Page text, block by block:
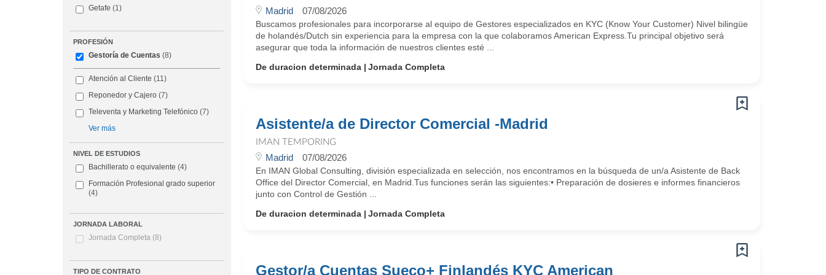
Getafe (1)
PROFESIÓN
Gestoría de Cuentas (8)
Atención al Cliente (11)
Reponedor y Cajero (7)
Televenta y Marketing Telefónico (7)
Ver más
NIVEL DE ESTUDIOS
Bachillerato o equivalente (4)
Formación Profesional grado superior
(4)
JORNADA LABORAL
Jornada Completa (8)
TIPO DE CONTRATO
Madrid 07/08/2026
Buscamos profesionales para incorporarse al equipo de Gestores especializados en KYC (Know Your Customer) Nivel bilingüe
de holandés/Dutch sin experiencia para la empresa con la que colaboramos American Express.Tu principal objetivo será
asegurar que toda la información de nuestros clientes esté ...
De duracion determinada
Jornada Completa
Asistente/a de Director Comercial -Madrid
IMAN TEMPORING
Madrid 07/08/2026
En IMAN Global Consulting, división especializada en selección, nos encontramos en la búsqueda de un/a Asistente de Back
Office del Director Comercial, en Madrid.Tus funciones serán las siguientes:• Preparación de dosieres e informes financieros
junto con Control de Gestión ...
De duracion determinada
Jornada Completa
Gestor/a Cuentas Sueco+ Finlandés KYC American